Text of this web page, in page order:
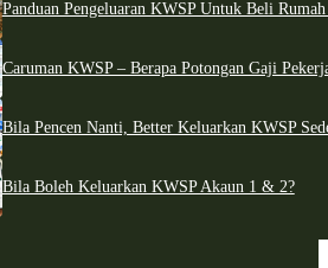
Panduan Pengeluaran KWSP Untuk Beli
Caruman KWSP – Berapa Potongan Gaji
Bila Pencen Nanti, Better Keluarkan KWSP
Bila Boleh Keluarkan KWSP Akaun 1 & 2?